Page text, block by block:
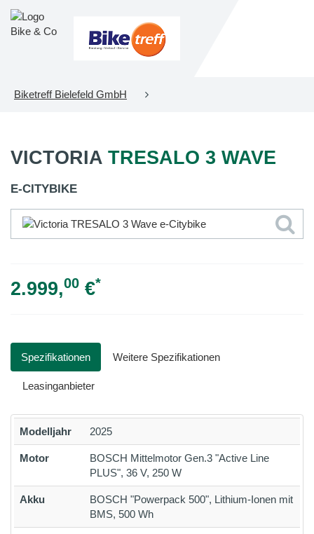
Biketreff Bielefeld GmbH
VICTORIA TRESALO 3 WAVE
E-CITYBIKE
2.999,00 €*
Spezifikationen Weitere Spezifikationen
Leasinganbieter
Modelljahr 2025
Motor
BOSCH Mittelmotor Gen.3 "Active Line
PLUS", 36 V, 250 W
Akku
BOSCH "Powerpack 500", Lithium-Ionen mit
BMS, 500 Wh